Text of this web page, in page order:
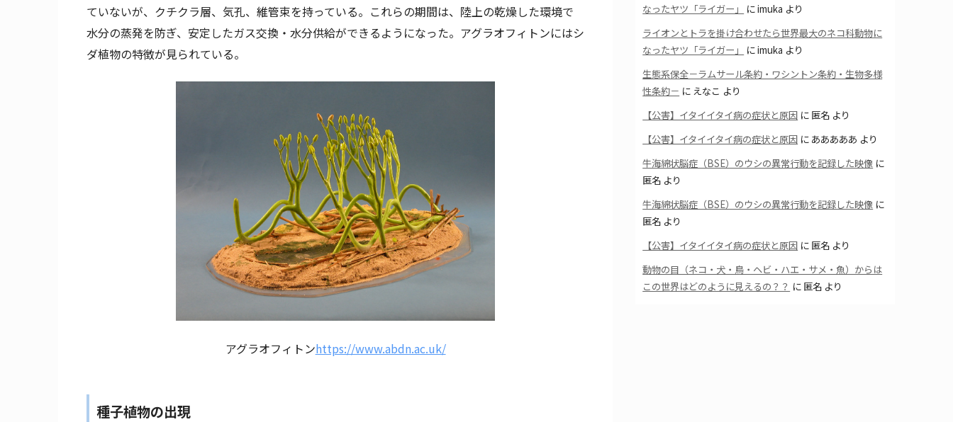
ていないが、クチクラ層、気孔、維管束を持っている。これらの期間は、陸上の乾燥した環境で
水分の蒸発を防ぎ、安定したガス交換・水分供給ができるようになった。アグラオフィトンにはシ
ダ植物の特徴が見られている。
アグラオフィトンhttps://www.abdn.ac.uk/
種子植物の出現
なったヤツ「ライガー」
にimuka より
ライオンとトラを掛け合わせたら世界最大のネコ科動物に
なったヤツ「ライガー」
にimuka より
生態系保全－ラムサール条約・ワシントン条約・生物多様
性条約－ に えなこ より
【公害】イタイイタイ病の症状と原因 に 匿名 より
【公害】イタイイタイ病の症状と原因 に あああああ より
牛海綿状脳症（BSE）のウシの異常行動を記録した映像 に
匿名 より
牛海綿状脳症（BSE）のウシの異常行動を記録した映像 に
匿名 より
【公害】イタイイタイ病の症状と原因 に 匿名 より
動物の目（ネコ・犬・鳥・ヘビ・ハエ・サメ・魚）からは
この世界はどのように見えるの？？ に 匿名 より